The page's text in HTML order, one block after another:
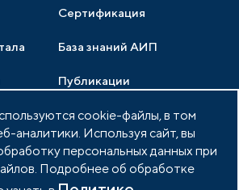
Сертификация
База знаний АИП
Публикации
Тендеры
Войти в личный кабинет
cookie-файлы, в том
аналитики. Используя сайт, вы
персональных данных при
Подробнее об обработке